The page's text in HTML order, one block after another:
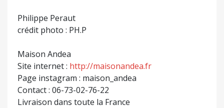
Philippe Peraut
crédit photo : PH.P
Maison Andea
Site internet : http://maisonandea.fr
Page instagram : maison_andea
Contact : 06-73-02-76-22
Livraison dans toute la France